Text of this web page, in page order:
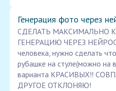
Генерация фото через
СДЕЛАТЬ МАКСИМАЛЬНО
ГЕНЕРАЦИЮ ЧЕРЕЗ
человека, нужно сделать
рубашке на стуле(можно на
варианта КРАСИВЫХ!!
ДРУГОЕ ОТКЛОНЯЮ!